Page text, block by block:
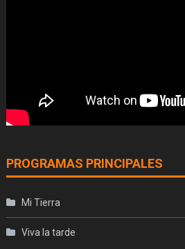
PROGRAMAS PRINCIPALES
Mi Tierra
Viva la tarde